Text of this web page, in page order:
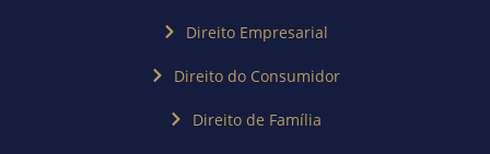
Direito Empresarial
Direito do Consumidor
Direito de Família